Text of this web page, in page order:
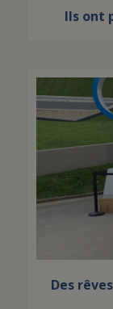
Ils ont
Des